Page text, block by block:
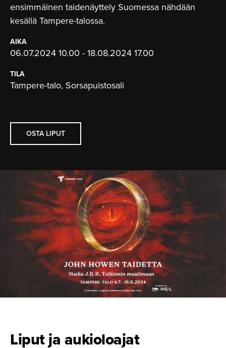
ensimmäinen taidenäyttely Suomessa nähdään
kesällä Tampere-talossa.
AIKA
06.07.2024 10.00 - 18.08.2024 17.00
TILA
Tampere-talo, Sorsapuistosali
OSTA LIPUT
Liput ja aukioloajat